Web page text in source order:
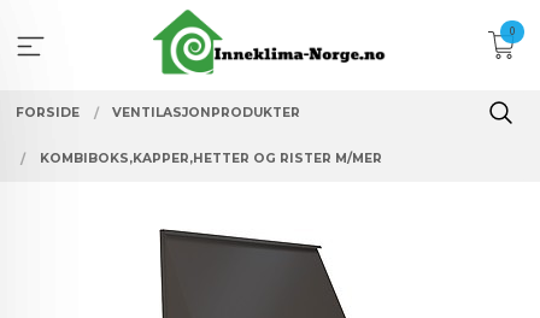
innholdet
0
FORSIDE VENTILASJONPRODUKTER
KOMBIBOKS,KAPPER,HETTER OG RISTER M/MER